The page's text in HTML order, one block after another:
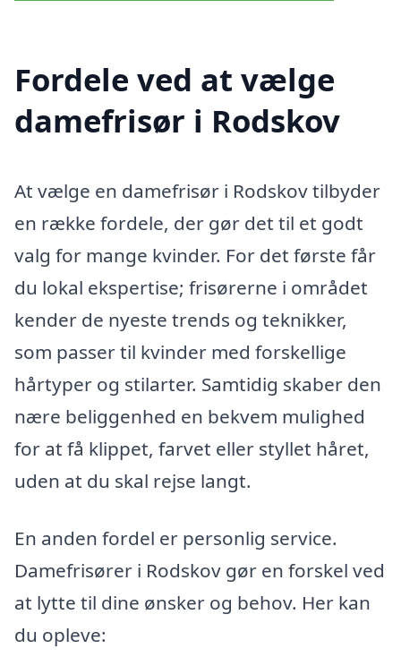
Fordele ved at vælge
damefrisør i Rodskov
At vælge en damefrisør i Rodskov tilbyder
en række fordele, der gør det til et godt
valg for mange kvinder. For det første får
du lokal ekspertise; frisørerne i området
kender de nyeste trends og teknikker,
som passer til kvinder med forskellige
hårtyper og stilarter. Samtidig skaber den
nære beliggenhed en bekvem mulighed
for at få klippet, farvet eller styllet håret,
uden at du skal rejse langt.
En anden fordel er personlig service.
Damefrisører i Rodskov gør en forskel ved
at lytte til dine ønsker og behov. Her kan
du opleve: